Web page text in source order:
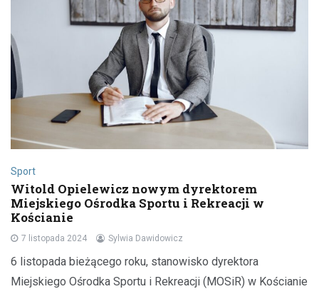
Sport
Witold Opielewicz nowym dyrektorem
Miejskiego Ośrodka Sportu i Rekreacji w
Kościanie
7 listopada 2024 Sylwia Dawidowicz
6 listopada bieżącego roku, stanowisko dyrektora
Miejskiego Ośrodka Sportu i Rekreacji (MOSiR) w Kościanie